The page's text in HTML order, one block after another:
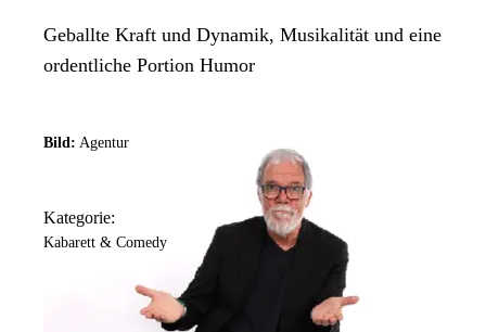
Geballte Kraft und Dynamik, Musikalität und eine
ordentliche Portion Humor
Bild: Agentur
Kategorie:
Kabarett & Comedy